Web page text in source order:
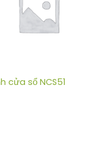
cửa sổ NCS51